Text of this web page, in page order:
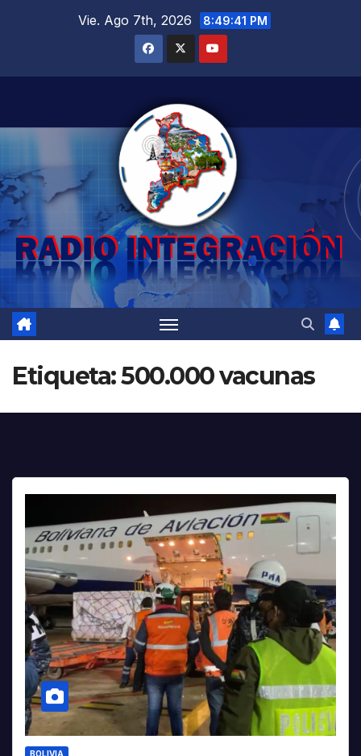
Vie. Ago 7th, 2026 8:49:42 PM
Etiqueta:500.000 vacunas
BOLIVIA